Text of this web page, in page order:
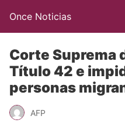
Once Noticias
Corte Suprema
Título 42 e
personas
AFP